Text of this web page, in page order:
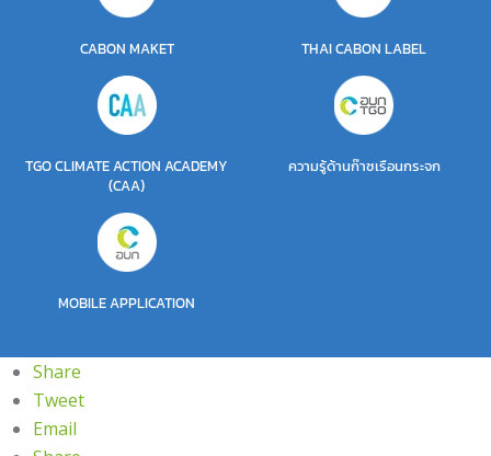
CABON MAKET THAI CABON LABEL
TGO CLIMATE ACTION ACADEMY
(CAA)
ความรู้ด้านก๊าซเรือนกระจก
MOBILE APPLICATION
Share
Tweet
Email